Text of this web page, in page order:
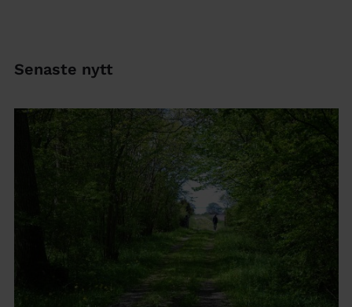
Senaste nytt